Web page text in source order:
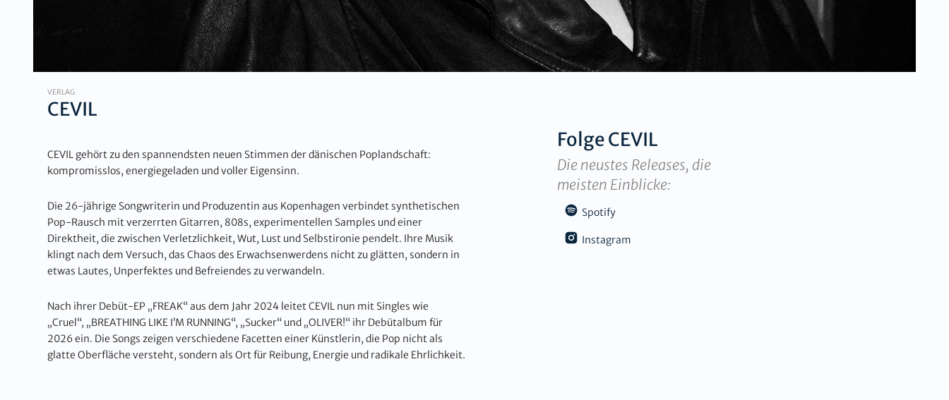
VERLAG
CEVIL
CEVIL gehört zu den spannendsten neuen Stimmen der dänischen Poplandschaft:
kompromisslos, energiegeladen und voller Eigensinn.
Die 26-jährige Songwriterin und Produzentin aus Kopenhagen verbindet synthetischen
Pop-Rausch mit verzerrten Gitarren, 808s, experimentellen Samples und einer
Direktheit, die zwischen Verletzlichkeit, Wut, Lust und Selbstironie pendelt. Ihre Musik
klingt nach dem Versuch, das Chaos des Erwachsenwerdens nicht zu glätten, sondern in
etwas Lautes, Unperfektes und Befreiendes zu verwandeln.
Nach ihrer Debüt-EP „FREAK“ aus dem Jahr 2024 leitet CEVIL nun mit Singles wie
„Cruel“, „BREATHING LIKE I’M RUNNING“, „Sucker“ und „OLIVER!“ ihr Debütalbum für
2026 ein. Die Songs zeigen verschiedene Facetten einer Künstlerin, die Pop nicht als
glatte Oberfläche versteht, sondern als Ort für Reibung, Energie und radikale Ehrlichkeit.
FolgeCEVIL
Die neustes Releases, die
meisten Einblicke:
Spotify
Instagram